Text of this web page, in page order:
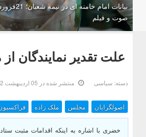
صوت و فیلم
علت تقدیر نمایندگان
دسته: سیاسی منتشر شده در 05 ارديبهشت 1392
اصولگرایان مجلس ملک زاده
خضری با اشاره به اینکه اقدامات مثبت